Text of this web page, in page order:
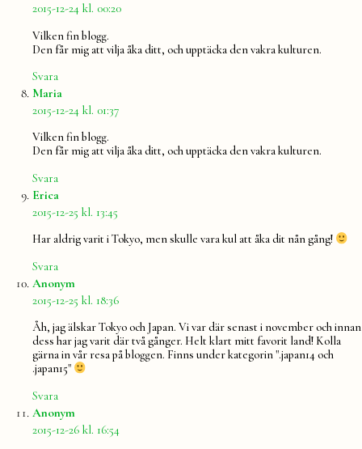
2015-12-24 kl. 00:20
Vilken fin blogg.
Den får mig att vilja åka ditt, och upptäcka den vakra kulturen.
Svara
Maria
2015-12-24 kl. 01:37
Vilken fin blogg.
Den får mig att vilja åka ditt, och upptäcka den vakra kulturen.
Svara
Erica
2015-12-25 kl. 13:45
Har aldrig varit i Tokyo, men skulle vara kul att åka dit nån gång!
Svara
Anonym
2015-12-25 kl. 18:36
Åh, jag älskar Tokyo och Japan. Vi var där senast i november och innan
dess har jag varit där två gånger. Helt klart mitt favorit land! Kolla
gärna in vår resa på bloggen. Finns under kategorin ".japan14 och
.japan15"
Svara
Anonym
2015-12-26 kl. 16:54